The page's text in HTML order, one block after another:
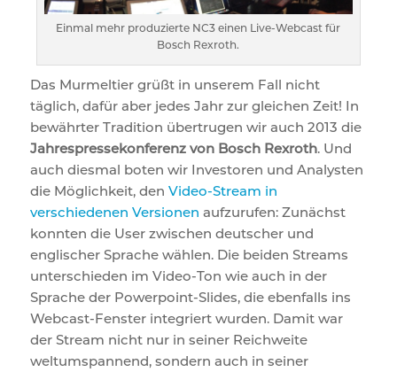
Einmal mehr produzierte NC3 einen Live-Webcast für
Bosch Rexroth.
Das Murmeltier grüßt in unserem Fall nicht
täglich, dafür aber jedes Jahr zur gleichen Zeit! In
bewährter Tradition übertrugen wir auch 2013 die
Jahrespressekonferenz von Bosch Rexroth. Und
auch diesmal boten wir Investoren und Analysten
die Möglichkeit, den Video-Stream in
verschiedenen Versionen aufzurufen: Zunächst
konnten die User zwischen deutscher und
englischer Sprache wählen. Die beiden Streams
unterschieden im Video-Ton wie auch in der
Sprache der Powerpoint-Slides, die ebenfalls ins
Webcast-Fenster integriert wurden. Damit war
der Stream nicht nur in seiner Reichweite
weltumspannend, sondern auch in seiner